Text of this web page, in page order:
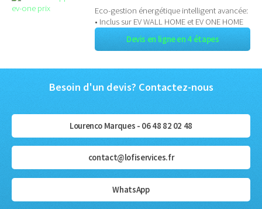
Eco-gestion énergétique intelligent avancée:
• Inclus sur EV WALL HOME et EV ONE HOME
Devis en ligne en 4 étapes
Besoin d'un devis? Contactez-nous
Lourenco Marques - 06 48 82 02 48
contact@lofiservices.fr
WhatsApp